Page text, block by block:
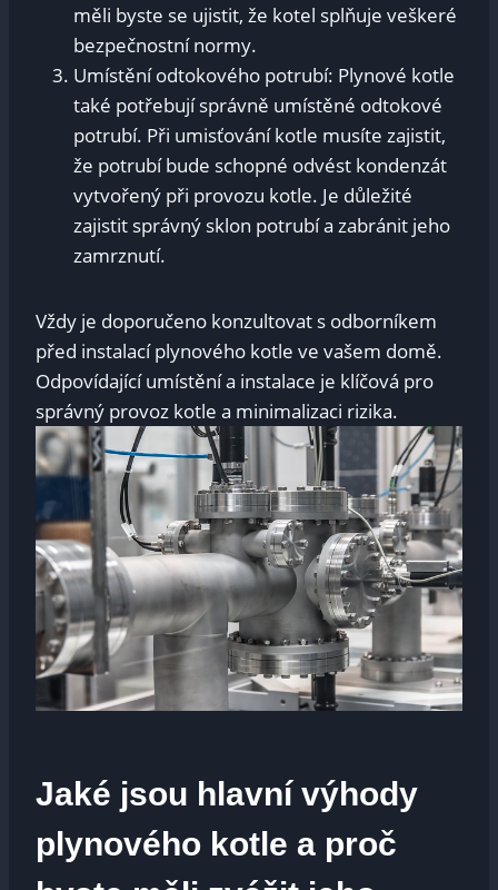
měli byste se ujistit, že kotel splňuje veškeré
bezpečnostní normy.
Umístění odtokového potrubí: Plynové kotle
také potřebují správně umístěné odtokové
potrubí. Při umisťování kotle musíte zajistit,
že potrubí bude schopné odvést kondenzát
vytvořený při provozu kotle. Je důležité
zajistit správný sklon potrubí a zabránit jeho
zamrznutí.
Vždy je doporučeno konzultovat s odborníkem
před instalací plynového kotle ve vašem domě.
Odpovídající umístění a instalace je klíčová pro
správný provoz kotle a minimalizaci rizika.
Jaké jsou hlavní výhody
plynového kotle a proč